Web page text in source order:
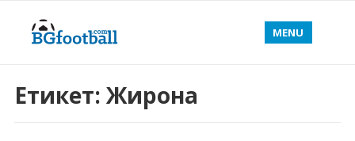
MENU
Етикет: Жирона